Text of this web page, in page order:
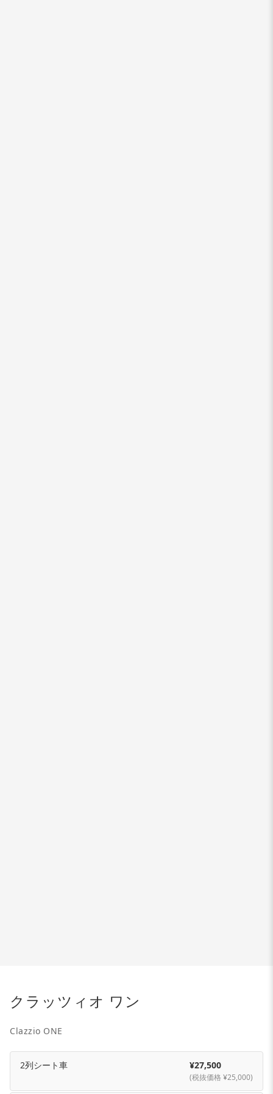
クラッツィオ ワン
Clazzio ONE
2列シート車 ¥27,500
(税抜価格 ¥25,000)